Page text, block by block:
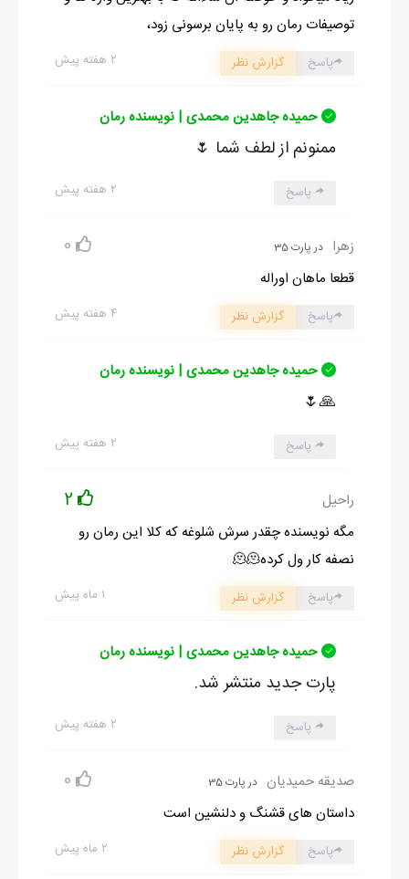
توصیفات رمان رو به پایان برسونی زود،
۲ هفته پیش پاسخ گزارش نظر
حمیده جاهدین محمدی | نویسنده رمان
ممنونم از لطف شما 🌷
۲ هفته پیش پاسخ
زهرا در پارت 35 0
قطعا ماهان اوراله
۴ هفته پیش پاسخ گزارش نظر
حمیده جاهدین محمدی | نویسنده رمان
🙏🌷
۲ هفته پیش پاسخ
راحیل 2
مگه نویسنده چقدر سرش شلوغه که کلا این رمان رو
نصفه کار ول کرده🫠🫠
۱ ماه پیش پاسخ گزارش نظر
حمیده جاهدین محمدی | نویسنده رمان
پارت جدید منتشر شد.
۲ هفته پیش پاسخ
صدیقه حمیدیان در پارت 35 0
داستان های قشنگ و دلنشین است
۲ ماه پیش پاسخ گزارش نظر